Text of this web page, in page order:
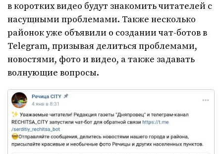
в коротких видео будут знакомить читателей с
насущными проблемами. Также несколько
районок уже объявили о создании чат-ботов в
Telegram, призывая делиться проблемами,
новостями, фото и видео, а также задавать
волнующие вопросы.